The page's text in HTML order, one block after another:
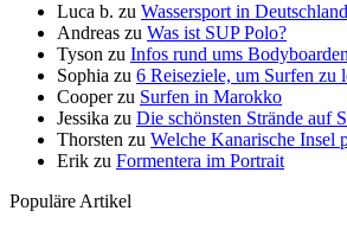
Luca b. zu Wassersport in
Andreas zu Was ist SUP Polo?
Tyson zu Infos rund ums
Sophia zu 6 Reiseziele, um Surfen zu
Cooperzu Surfen in Marokko
Jessika zu Die schönsten Strände auf
Thorsten zu Welche Kanarische Insel
Erik zu Formentera im Portrait
Populäre Artikel